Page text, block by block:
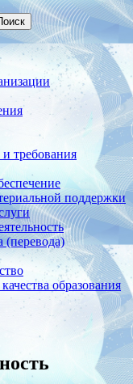
требования
поддержки
(перевода)
образования